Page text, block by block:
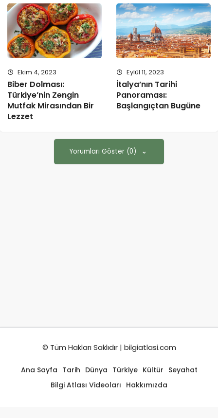
Ekim 4, 2023
Biber Dolması:
Türkiye’nin Zengin
Mutfak Mirasından Bir
Lezzet
Eylül 11, 2023
İtalya’nın Tarihi
Panoraması:
Başlangıçtan Bugüne
Yorumları Göster (0)
© Tüm Hakları Saklıdır | bilgiatlasi.com
Ana Sayfa Tarih Dünya Türkiye Kültür Seyahat
Bilgi Atlası Videoları Hakkımızda